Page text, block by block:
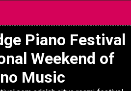
Piano Festival
Weekend of
Music